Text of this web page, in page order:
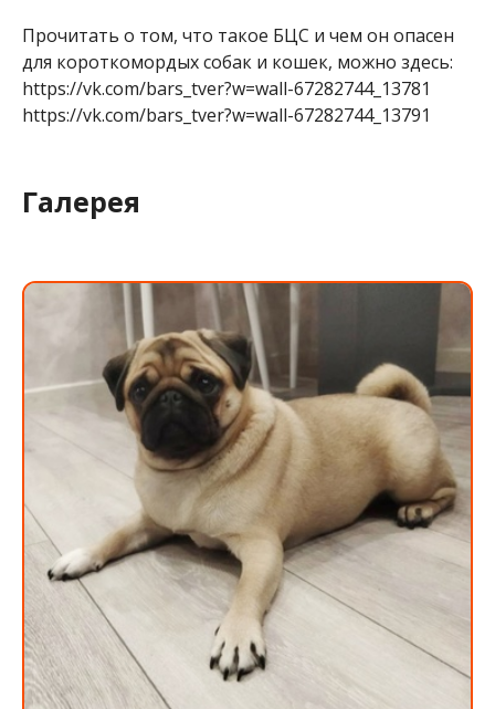
Прочитать о том, что такое БЦС и чем он опасен
для короткомордых собак и кошек, можно здесь:
https://vk.com/bars_tver?w=wall-67282744_13781
https://vk.com/bars_tver?w=wall-67282744_13791
Галерея